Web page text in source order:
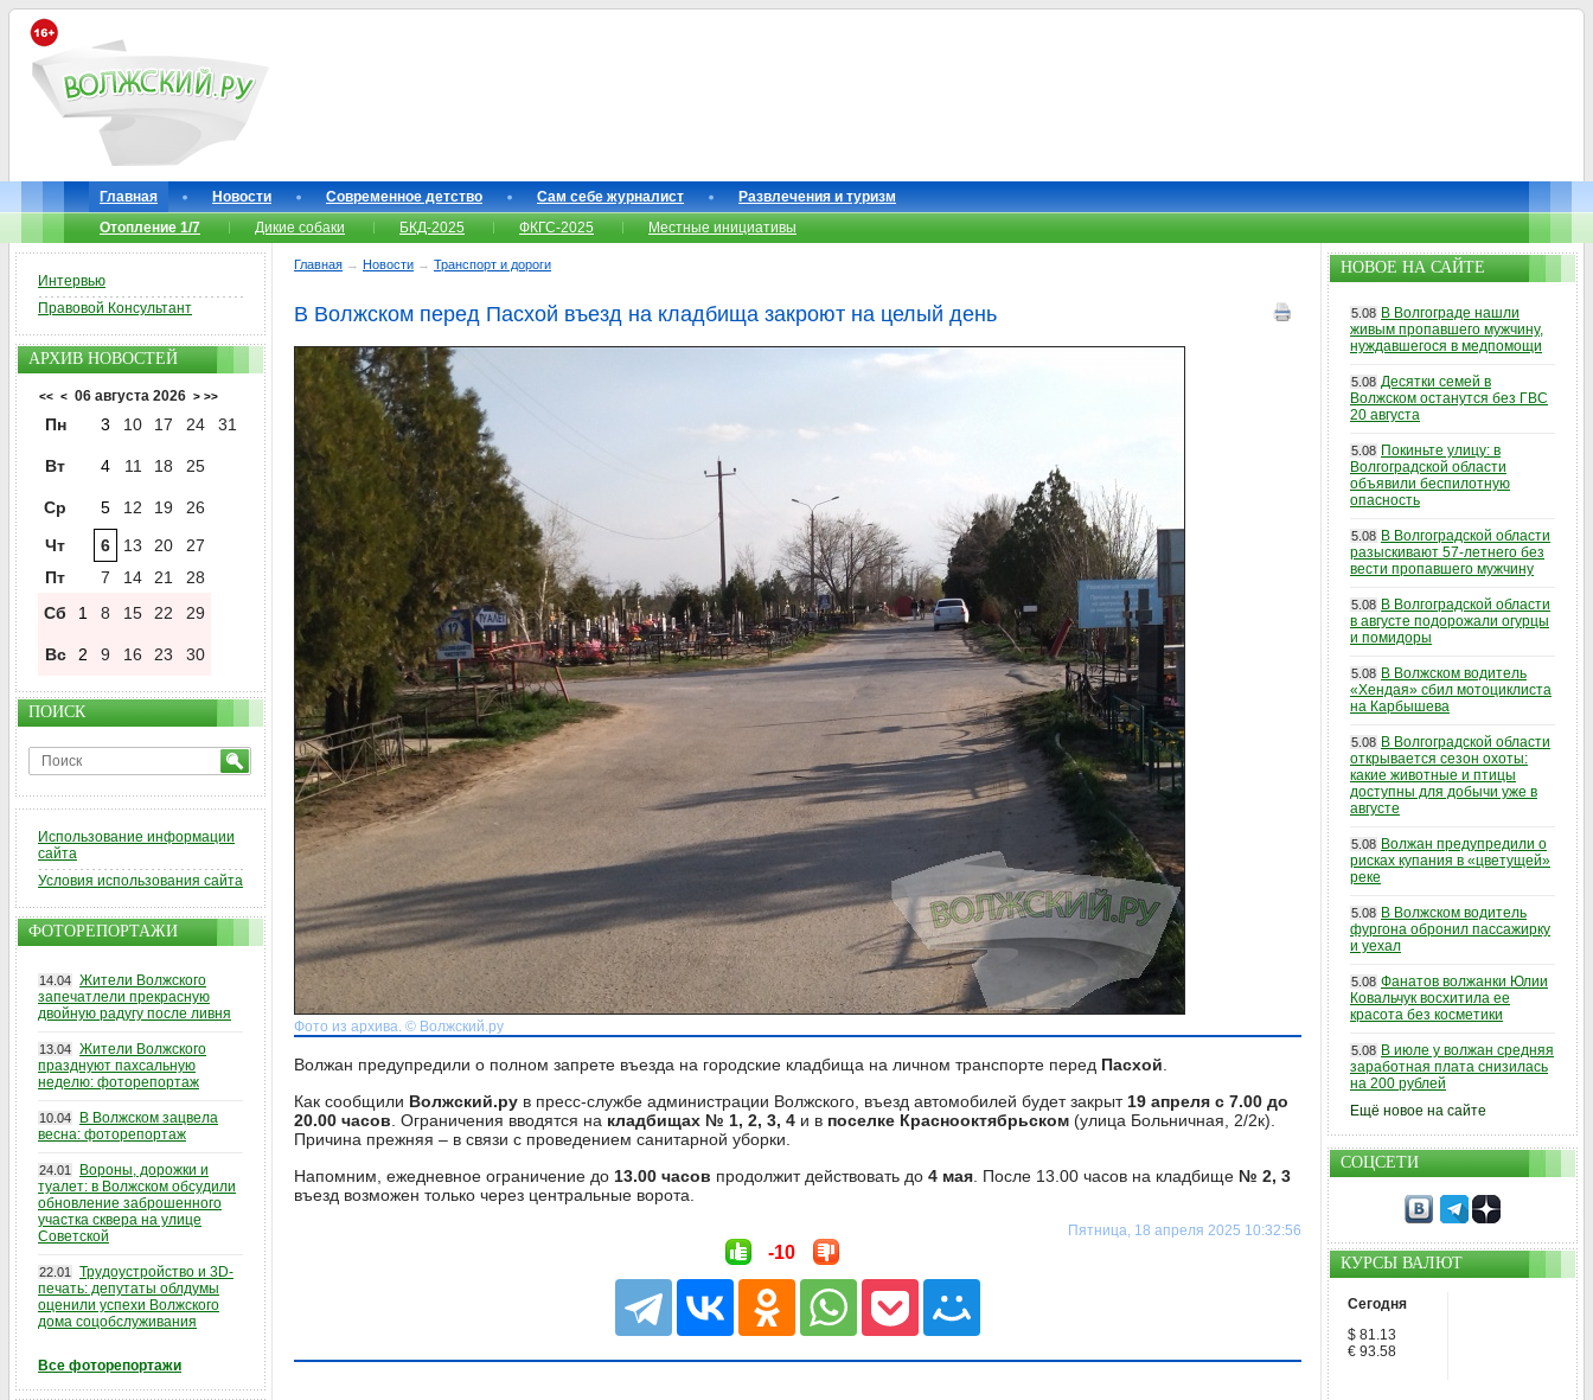
Главная Новости Современное детство Сам себе журналист
Развлечения и туризм
Отопление 1/7
Дикие собаки БКД-2025 ФКГС-2025 Местные инициативы
Главная → Новости → Транспорт и дороги
В Волжском перед Пасхой въезд на кладбища закроют на целый день
Фото из архива. © Волжский.ру
Волжан предупредили о полном запрете въезда на городские кладбища на личном транспорте перед Пасхой
Как сообщили Волжский.ру в пресс-службе администрации Волжского, въезд автомобилей будет закрыт 19 апреля с 7.00 до
20.00 часов . Ограничения вводятся на кладбищах № 1, 2, 3, 4 и в поселке Краснооктябрьском (улица Больничная, 2/2к).
Причина прежняя – в связи с проведением санитарной уборки.
Напомним, ежедневное ограничение до 13.00 часов продолжит действовать до 4 мая . После 13.00 часов на кладбище № 2, 3
въезд возможен только через центральные ворота.
Пятница, 18 апреля 2025 10:32:56
-10
Интервью
Правовой Консультант
АРХИВ НОВОСТЕЙ
<< < 06 августа 2026 > >>
Пн 3 10 17 24 31
Вт 4 11 18 25
Ср 5 12 19
26
Чт
6 13 20
27
Пт
7 14 21
28
Сб
1 8 15 22 29
Вс 2 9 16 23 30
ПОИСК
Использование информации
сайта
Условия использования сайта
ФОТОРЕПОРТАЖИ
14.04 Жители Волжского
запечатлели прекрасную
двойную радугу после ливня
13.04 Жители Волжского
празднуют пахсальную
неделю: фоторепортаж
10.04
В Волжском зацвела
весна: фоторепортаж
24.01
Вороны, дорожки и
туалет: в Волжском обсудили
обновление заброшенного
участка сквера на улице
Советской
22.01
Трудоустройство и 3D-
печать: депутаты облдумы
оценили успехи Волжского
дома соцобслуживания
Все фоторепортажи
НОВОЕ НА САЙТЕ
5.08 В Волгограде нашли
живым пропавшего мужчину,
нуждавшегося в медпомощи
5.08 Десятки семей в
Волжском останутся без ГВС
20 августа
5.08 Покиньте улицу: в
Волгоградской области
объявили беспилотную
опасность
5.08 В Волгоградской области
разыскивают 57-летнего без
вести пропавшего мужчину
5.08 В Волгоградской области
в августе подорожали огурцы
и помидоры
5.08 В Волжском водитель
«Хендая» сбил мотоциклиста
на Карбышева
5.08 В Волгоградской области
открывается сезон охоты:
какие животные и птицы
доступны для добычи уже в
августе
5.08 Волжан предупредили о
рисках купания в «цветущей»
реке
5.08 В Волжском водитель
фургона обронил пассажирку
и уехал
5.08 Фанатов волжанки Юлии
Ковальчук восхитила ее
красота без косметики
5.08 В июле у волжан средняя
заработная плата снизилась
на 200 рублей
Ещё новое на сайте
СОЦСЕТИ
КУРСЫ ВАЛЮТ
Сегодня
$ 81.13
€ 93.58